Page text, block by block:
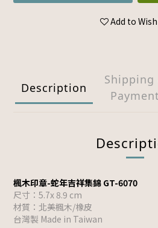
Add to
Description
Shipping
Payment
楓木印章-蛇年吉祥集錦 GT-6070
尺寸：5.7x 8.9 cm
材質：北美楓木/橡皮
台灣製 Made in Taiwan